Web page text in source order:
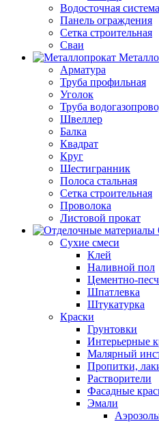
Водосточная
Панель ограждения
Сетка строительная
Сваи
Арматура
Труба профильная
Уголок
Труба
Швеллер
Балка
Квадрат
Круг
Шестигранник
Полоса стальная
Сетка строительная
Проволока
Листовой прокат
Сухие смеси
Клей
Наливной пол
Цементно-
Шпатлевка
Штукатурка
Краски
Грунтовки
Интерьерные
Малярный
Пропитки,
Растворители
Фасадные
Эмали